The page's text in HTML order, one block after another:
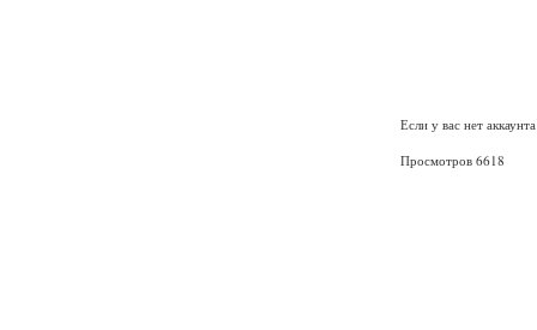
Если у вас нет
Просмотров 6618